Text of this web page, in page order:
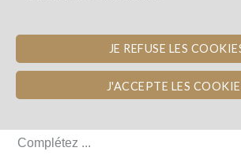
JE REFUSE LES
J'ACCEPTE LES
L'ÉQUIPE
L'ÉQUIPE
Complétez ...